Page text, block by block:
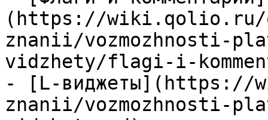
(https://wiki.qolio.ru/
znanii/vozmozhnosti-
vidzhety/flagi-i-
- [L-
znanii/vozmozhnosti-